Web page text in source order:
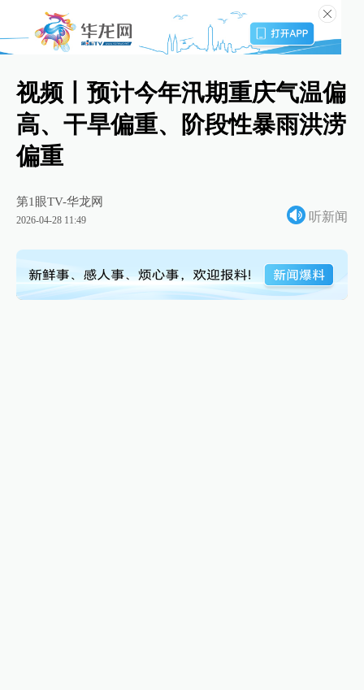
视频丨预计今年汛期重庆气温偏
高、干旱偏重、阶段性暴雨洪涝
偏重
第1眼TV-华龙网
2026-04-28 11:49 听新闻